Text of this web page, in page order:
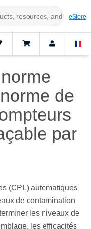
eStore
de
par
(CPL) automatiques
de contamination
les niveaux de
les efficacités